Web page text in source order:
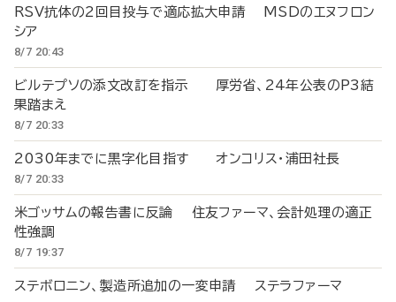
RSV抗体の2回目投与で適応拡大申請 MSDのエヌフロン
シア
8/7 20:43
ビルテプソの添文改訂を指示 厚労省、24年公表のP3結
果踏まえ
8/7 20:33
2030年までに黒字化目指す オンコリス・浦田社長
8/7 20:33
米ゴッサムの報告書に反論 住友ファーマ、会計処理の適正
性強調
8/7 19:37
ステボロニン、製造所追加の一変申請 ステラファーマ